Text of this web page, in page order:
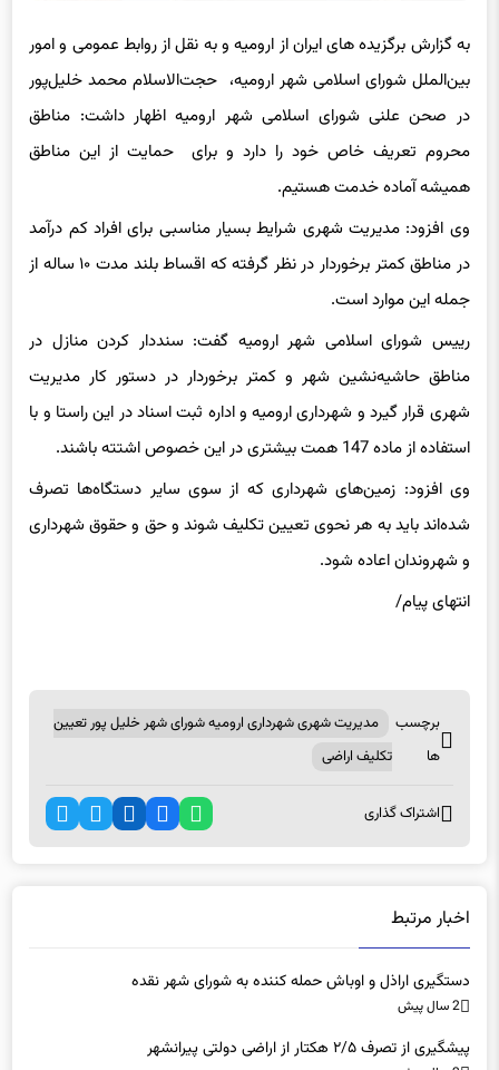
به گزارش برگزیده های ایران از ارومیه و به نقل از روابط عمومی و امور
بین‌الملل شورای اسلامی شهر ارومیه، حجت‌الاسلام محمد خلیل‌پور
در صحن علنی شورای اسلامی شهر ارومیه اظهار داشت: مناطق
محروم تعریف خاص خود را دارد و برای حمایت از این مناطق
همیشه آماده خدمت هستیم.
وی افزود: مدیریت شهری شرایط بسیار مناسبی برای افراد کم درآمد
در مناطق کمتر برخوردار در نظر گرفته که اقساط بلند مدت ۱۰ ساله از
جمله این موارد است.
رییس شورای اسلامی شهر ارومیه گفت: سنددار کردن منازل در
مناطق حاشیه‌نشین شهر و کمتر برخوردار در دستور کار مدیریت
شهری قرار گیرد و شهرداری ارومیه و اداره ثبت اسناد در این راستا و با
استفاده از ماده 147 همت بیشتری در این خصوص اشتته باشند.
وی افزود: زمین‌های شهرداری که از سوی سایر دستگاه‌ها تصرف
شده‌اند باید به هر نحوی تعیین تکلیف شوند و حق و حقوق شهرداری
و شهروندان اعاده شود.
انتهایپیام/
برچسب
ها
مدیریت شهری شهرداری ارومیه شورای شهر خلیل پور تعیین
تکلیف اراضی
اشتراک گذاری
اخبار مرتبط
دستگیری اراذل و اوباش حمله کننده به شورای شهر نقده
2 سال پیش
پیشگیری از تصرف ۲/۵ هکتار از اراضی دولتی پیرانشهر